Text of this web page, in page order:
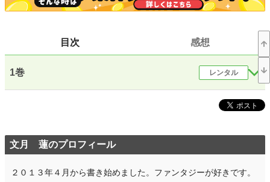
文字数(レンタル含む)
初回完結日時 2020.01.23 13:24
目次 感想
1巻 レンタル
文月 蓮のプロフィール
２０１３年４月から書き始めました。ファンタジーが好きです。